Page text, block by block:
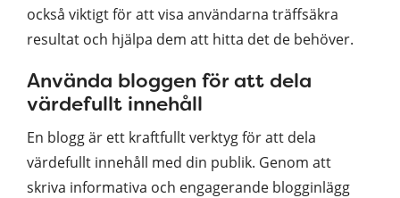
också viktigt för att visa användarna träffsäkra
resultat och hjälpa dem att hitta det de behöver.
Använda bloggen för att dela
värdefullt innehåll
En blogg är ett kraftfullt verktyg för att dela
värdefullt innehåll med din publik. Genom att
skriva informativa och engagerande blogginlägg